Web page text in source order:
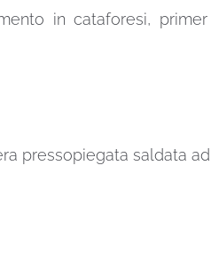
in cataforesi,
pressopiegata saldata